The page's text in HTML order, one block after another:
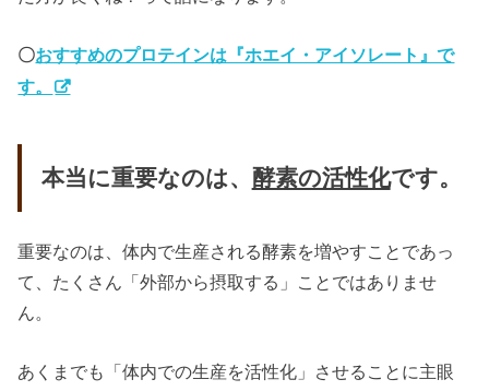
〇おすすめのプロテインは『ホエイ・アイソレート』で
す。
本当に重要なのは、 酵素の活性化です。
重要なのは、体内で生産される酵素を増やすことであっ
て、たくさん「外部から摂取する」ことではありませ
ん。
あくまでも「体内での生産を活性化」させることに主眼